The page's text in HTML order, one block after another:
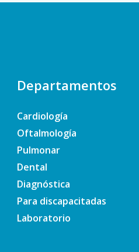
Departamentos
Cardiología
Oftalmología
Pulmonar
Dental
Diagnóstica
Para discapacitadas
Laboratorio